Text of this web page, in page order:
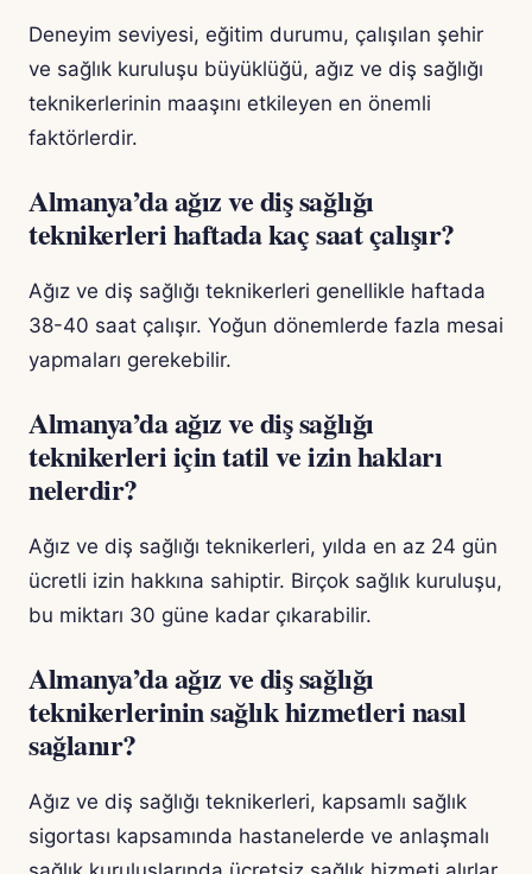
Deneyim seviyesi, eğitim durumu, çalışılan şehir
ve sağlık kuruluşu büyüklüğü, ağız ve diş sağlığı
teknikerlerinin maaşını etkileyen en önemli
faktörlerdir.
Almanya’da ağız ve diş sağlığı
teknikerleri haftada kaç saat çalışır?
Ağız ve diş sağlığı teknikerleri genellikle haftada
38-40 saat çalışır. Yoğun dönemlerde fazla mesai
yapmaları gerekebilir.
Almanya’da ağız ve diş sağlığı
teknikerleri için tatil ve izin hakları
nelerdir?
Ağız ve diş sağlığı teknikerleri, yılda en az 24 gün
ücretli izin hakkına sahiptir. Birçok sağlık kuruluşu,
bu miktarı 30 güne kadar çıkarabilir.
Almanya’da ağız ve diş sağlığı
teknikerlerinin sağlık hizmetleri nasıl
sağlanır?
Ağız ve diş sağlığı teknikerleri, kapsamlı sağlık
sigortası kapsamında hastanelerde ve anlaşmalı